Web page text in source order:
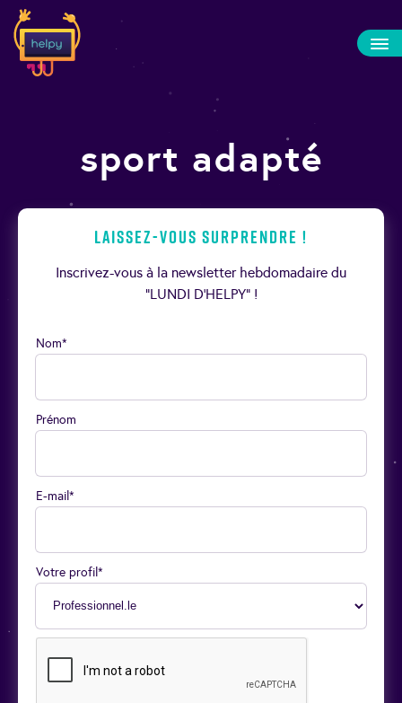
sport adapté
Laissez-vous surprendre !
Inscrivez-vous à la newsletter hebdomadaire du
“LUNDI D’HELPY” !
Nom*
Prénom
E-mail*
Votre profil*